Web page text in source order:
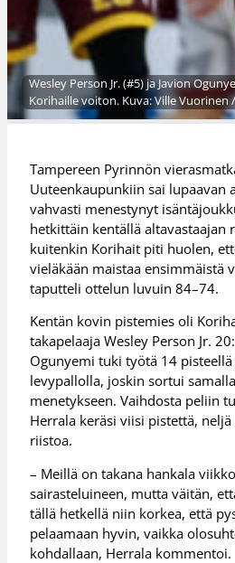
Wesley Person Jr. (#5) ja Javion
Korihaille voiton. Kuva: Ville Vuorinen
Tampereen Pyrinnön
Uuteenkaupunkiin sai lupaavan
vahvasti menestynyt
hetkittäin kentällä altavastaajan
kuitenkin Korihait piti huolen,
vieläkään maistaa ensimmäistä
taputteli ottelun luvuin 84–74.
Kentän kovin pistemies oli
takapelaaja Wesley Person Jr.
Ogunyemi tuki työtä 14
levypallolla, joskin sortui
menetykseen. Vaihdosta peliin
Herrala keräsi viisi pistettä,
riistoa.
– Meillä on takana hankala
sairasteluineen, mutta väitän,
tällä hetkellä niin korkea, että
pelaamaan hyvin, vaikka
kohdallaan, Herrala kommentoi.